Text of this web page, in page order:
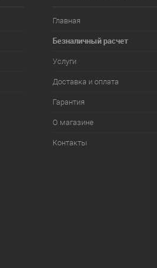
Главная
Безналичный расчет
Услуги
Доставка и оплата
Гарантия
О магазине
Контакты